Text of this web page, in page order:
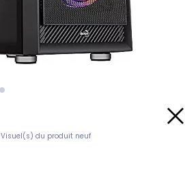
Visuel(s) du produit neuf